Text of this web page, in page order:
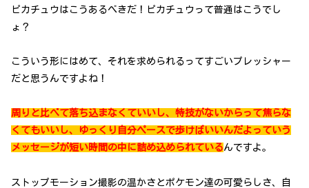
ピカチュウはこうあるべきだ！ピカチュウって普通はこうでし
ょ？
こういう形にはめて、それを求められるってすごいプレッシャー
だと思うんですよね！
周りと比べて落ち込まなくていいし、特技がないからって焦らな
くてもいいし、ゆっくり自分ペースで歩けばいいんだよっていう
メッセージが短い時間の中に詰め込められているんですよ。
ストップモーション撮影の温かさとポケモン達の可愛らしさ、自